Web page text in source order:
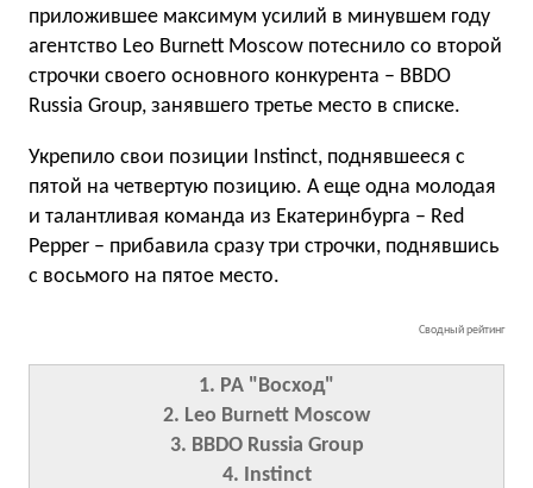
приложившее максимум усилий в минувшем году
агентство Leo Burnett Moscow потеснило со второй
строчки своего основного конкурента – BBDO
Russia Group, занявшего третье место в списке.
Укрепило свои позиции Instinct, поднявшееся с
пятой на четвертую позицию. А еще одна молодая
и талантливая команда из Екатеринбурга – Red
Pepper – прибавила сразу три строчки, поднявшись
с восьмого на пятое место.
Сводный рейтинг
1. РА "Восход"
2. Leo Burnett Moscow
3. BBDO Russia Group
4. Instinct